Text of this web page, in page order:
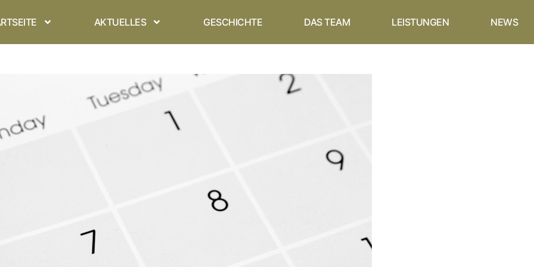
AKTUELLES GESCHICHTE DAS TEAM LEISTUNGEN NEWS